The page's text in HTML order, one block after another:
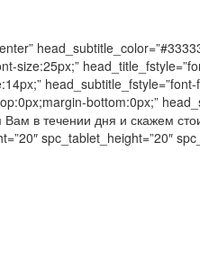
size:25px;”
bottom:0px;”
в течении дня и скажем
spc_tablet_height=”20″